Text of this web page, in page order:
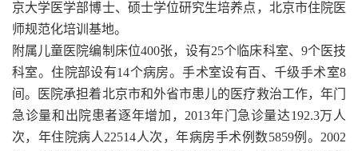
京大学医学部博士、硕士学位研究生培养点，北京市住院医
师规范化培训基地。
附属儿童医院编制床位400张，设有25个临床科室、9个医技
科室。住院部设有14个病房。手术室设有百、千级手术室8
间。医院承担着北京市和外省市患儿的医疗救治工作，年门
急诊量和出院患者逐年增加，2013年门急诊量达192.3万人
次，年住院病人22514人次，年病房手术例数5859例。2002